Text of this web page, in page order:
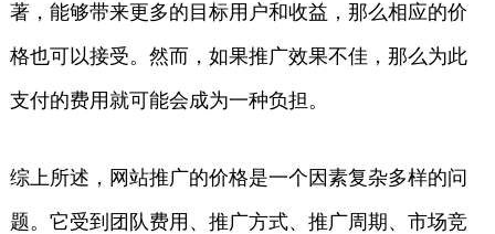
著，能够带来更多的目标用户和收益，那么相应的价
格也可以接受。然而，如果推广效果不佳，那么为此
支付的费用就可能会成为一种负担。
综上所述，网站推广的价格是一个因素复杂多样的问
题。它受到团队费用、推广方式、推广周期、市场竞